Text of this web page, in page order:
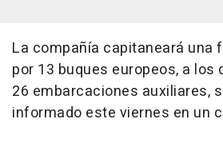
La compañía capitaneará una
por 13 buques europeos, a los
26 embarcaciones auxiliares,
informado este viernes en un